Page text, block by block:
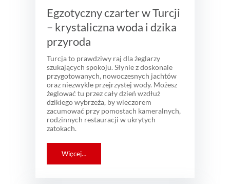
Egzotyczny czarter w Turcji
– krystaliczna woda i dzika
przyroda
Turcja to prawdziwy raj dla żeglarzy
szukających spokoju. Słynie z doskonale
przygotowanych, nowoczesnych jachtów
oraz niezwykle przejrzystej wody. Możesz
żeglować tu przez cały dzień wzdłuż
dzikiego wybrzeża, by wieczorem
zacumować przy pomostach kameralnych,
rodzinnych restauracji w ukrytych
zatokach.
Więcej…